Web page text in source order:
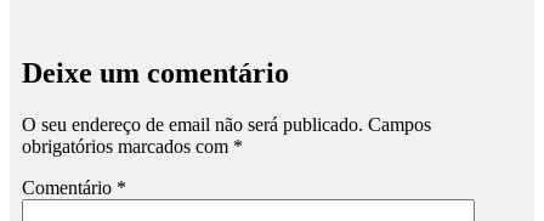
Deixe um comentário
O seu endereço de email não será publicado. Campos
obrigatórios marcados com *
Comentário *